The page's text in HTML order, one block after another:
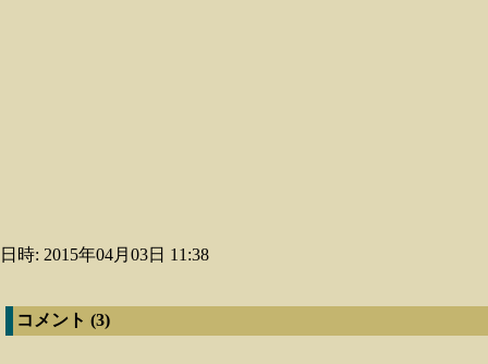
日時: 2015年04月03日 11:38
コメント (3)